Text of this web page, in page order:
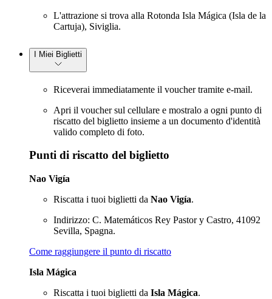
L'attrazione si trova alla Rotonda Isla Mágica (Isla de la
Cartuja), Siviglia.
I Miei Biglietti
Riceverai immediatamente il voucher tramite e-mail.
Apri il voucher sul cellulare e mostralo a ogni punto di
riscatto del biglietto insieme a un documento d'identità
valido completo di foto.
Punti di riscatto del biglietto
Nao Vigía
Riscatta i tuoi biglietti da Nao Vigía.
Indirizzo: C. Matemáticos Rey Pastor y Castro, 41092
Sevilla, Spagna.
Come raggiungere il punto di riscatto
Isla Mágica
Riscatta i tuoi biglietti da Isla Mágica.